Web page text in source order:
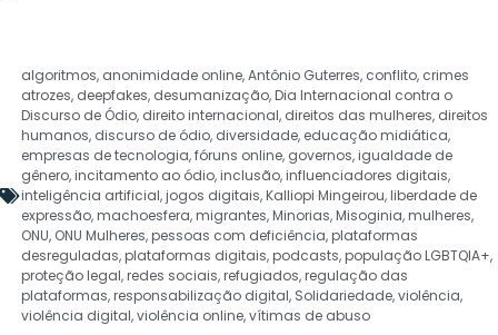
algoritmos, anonimidade online,Antônio Guterres, conflito, crimes
atrozes, deepfakes, desumanização,Dia Internacional contra o
Discurso de Ódio, direito internacional, direitos das mulheres, direitos
humanos, discurso de ódio, diversidade, educação midiática,
empresas de tecnologia,fóruns online, governos,igualdade de
gênero,incitamento ao ódio,inclusão,influenciadores digitais,
inteligência artificial,jogos digitais,Kalliopi Mingeirou,liberdade de
expressão,machoesfera,migrantes,Minorias,Misoginia,mulheres,
ONU, ONU Mulheres,pessoas com deficiência,plataformas
desreguladas,plataformas digitais,podcasts,população LGBTQIA+,
proteção legal,redes sociais,refugiados,regulação das
plataformas,responsabilização digital, Solidariedade,violência,
violência digital,violência online,vítimas de abuso